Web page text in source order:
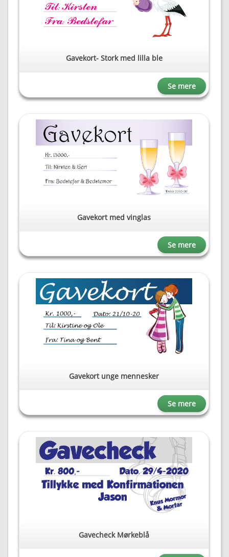
Gavekort- Stork med lilla ble
Se mere
Gavekort med vinglas
Se mere
Gavekort unge mennesker
Se mere
Gavecheck Mørkeblå